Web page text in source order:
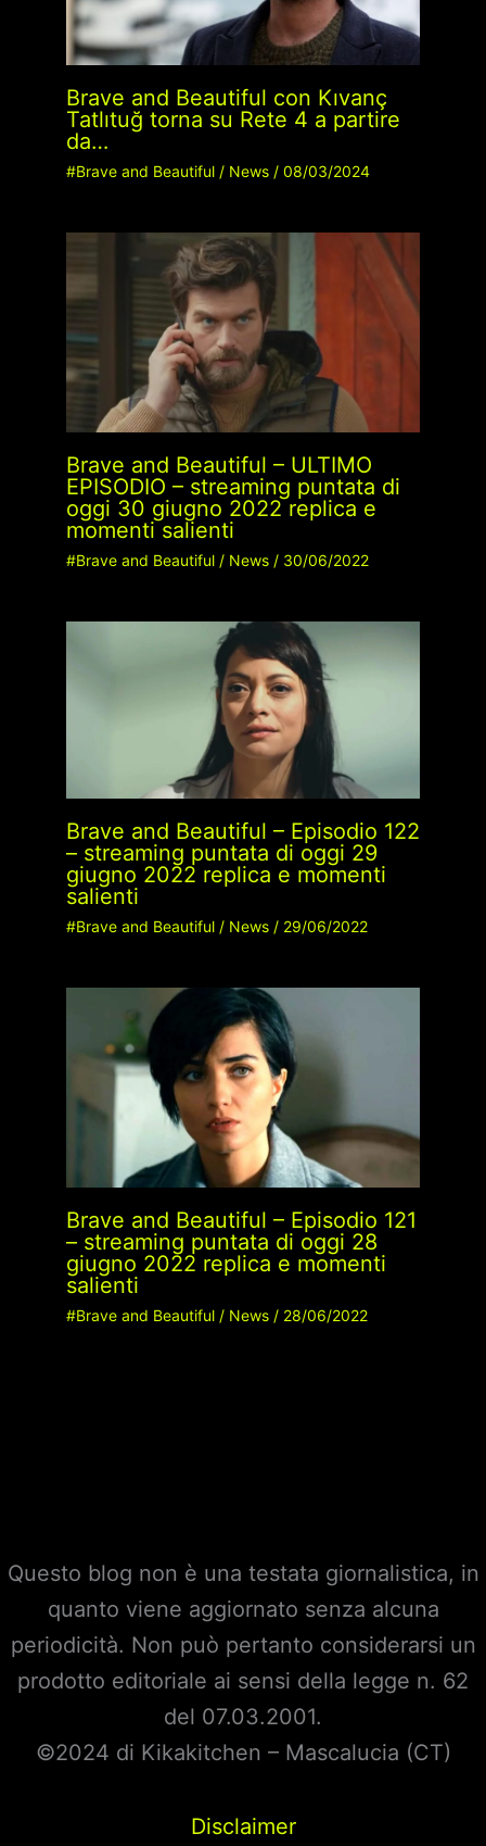
Brave and Beautiful con Kıvanç
Tatlıtuğ torna su Rete 4 a partire
da…
#Brave and Beautiful/ News/ 08/03/2024
Brave and Beautiful – ULTIMO
EPISODIO – streaming puntata di
oggi 30 giugno 2022 replica e
momenti salienti
#Brave and Beautiful/ News/ 30/06/2022
Brave and Beautiful – Episodio 122
– streaming puntata di oggi 29
giugno 2022 replica e momenti
salienti
#Brave and Beautiful/ News/ 29/06/2022
Brave and Beautiful – Episodio 121
– streaming puntata di oggi 28
giugno 2022 replica e momenti
salienti
#Brave and Beautiful/ News/ 28/06/2022
Questo blog non è una testata giornalistica, in
quanto viene aggiornato senza alcuna
periodicità. Non può pertanto considerarsi un
prodotto editoriale ai sensi della legge n. 62
del 07.03.2001.
©2024 di Kikakitchen – Mascalucia (CT)
Disclaimer